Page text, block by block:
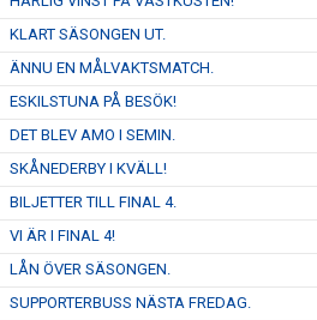
KLART SÄSONGEN UT.
ÄNNU EN MÅLVAKTSMATCH.
ESKILSTUNA PÅ BESÖK!
DET BLEV AMO I SEMIN.
SKÅNEDERBY I KVÄLL!
BILJETTER TILL FINAL 4.
VI ÄR I FINAL 4!
LÅN ÖVER SÄSONGEN.
SUPPORTERBUSS NÄSTA FREDAG.